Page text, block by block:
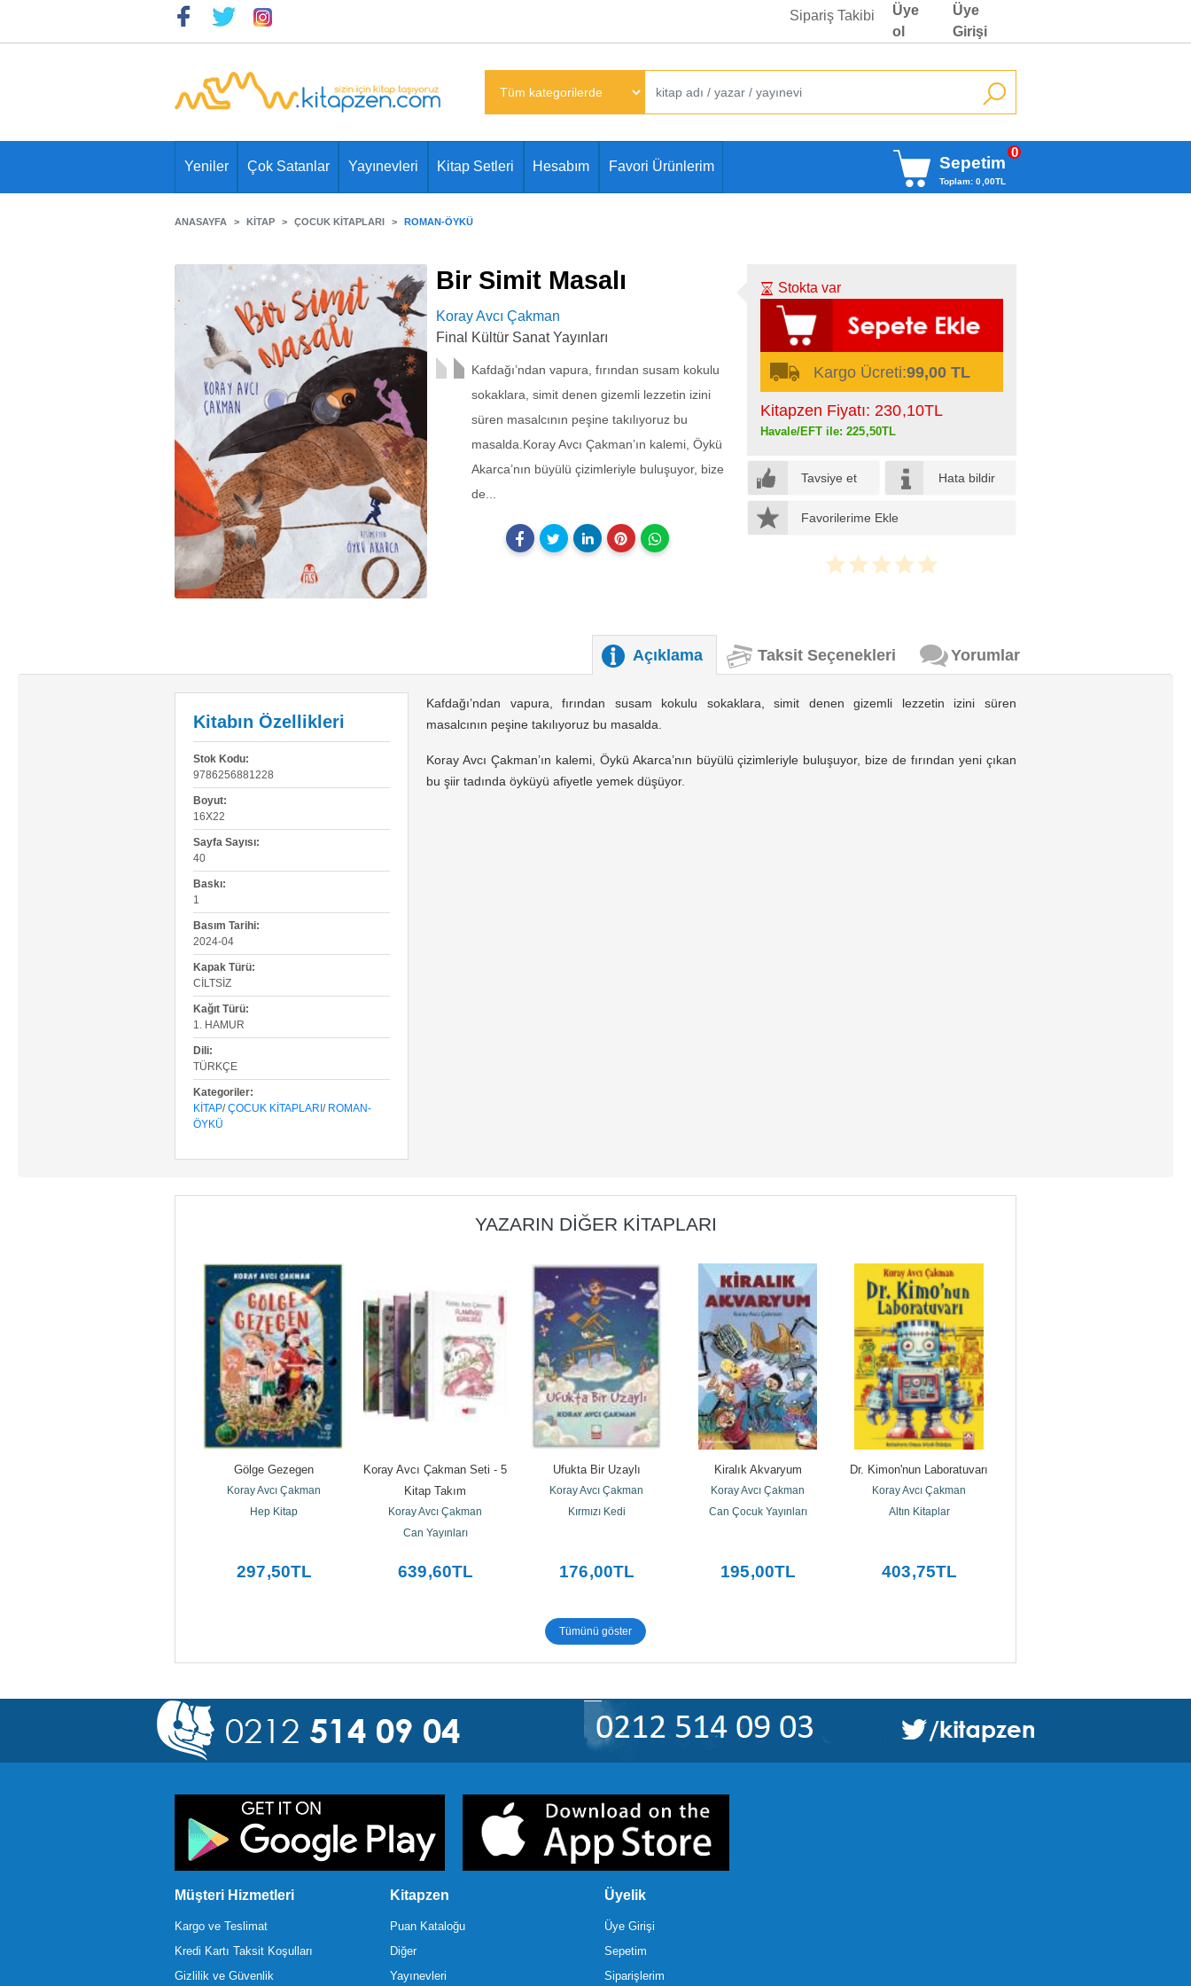
Sipariş Takibi
Üye
ol
Üye
Girişi
Yeniler Çok Satanlar Yayınevleri Kitap Setleri Hesabım Favori Ürünlerim Sepetim
Toplam: 0 ,00TL
0
ANASAYFA KITAP ÇOCUK KITAPLARI ROMAN-ÖYKÜ
Bir Simit Masalı
Koray Avcı Çakman
Final Kültür Sanat Yayınları
Kafdağı’ndan vapura, fırından susam kokulu
sokaklara, simit denen gizemli lezzetin izini
süren masalcının peşine takılıyoruz bu
masalda.Koray Avcı Çakman’ın kalemi, Öykü
Akarca’nın büyülü çizimleriyle buluşuyor, bize
de...
Stokta var
Kargo Ücreti:99,00 TL
Kitapzen Fiyatı: 230,10TL
Havale/EFT ile: 225,50TL
Tavsiye et Hata bildir
Favorilerime Ekle
Açıklama Taksit Seçenekleri Yorumlar
Kitabın Özellikleri
Stok Kodu:
9786256881228
Boyut:
16X22
Sayfa Sayısı:
40
Baskı:
1
Basım Tarihi:
2024-04
Kapak Türü:
CILTSIZ
Kağıt Türü:
1. HAMUR
Dili:
TÜRKÇE
Kategoriler:
KITAP/ÇOCUK KITAPLARI/ ROMAN-
ÖYKÜ
Kafdağı’ndan vapura, fırından susam kokulu sokaklara, simit denen gizemli lezzetin izini süren
masalcının peşine takılıyoruz bu masalda.
Koray Avcı Çakman’ın kalemi, Öykü Akarca’nın büyülü çizimleriyle buluşuyor, bize de fırından yeni çıkan
bu şiir tadında öyküyü afiyetle yemek düşüyor.
YAZARIN DIĞER KITAPLARI
Gölge Gezegen
Koray Avcı Çakman
Hep Kitap
297,50TL
Koray Avcı Çakman Seti - 5
Kitap Takım
Koray Avcı Çakman
Can Yayınları
639,60TL
Ufukta Bir Uzaylı
Koray Avcı Çakman
Kırmızı Kedi
176,00TL
Kiralık Akvaryum
Koray Avcı Çakman
Can Çocuk Yayınları
195,00TL
Dr. Kimon'nun Laboratuvarı
Koray Avcı Çakman
Altın Kitaplar
403,75TL
Tümünü göster
Müşteri Hizmetleri
Kargo ve Teslimat
Kredi Kartı Taksit Koşulları
Gizlilik ve Güvenlik
Kitapzen
Puan Kataloğu
Diğer
Yayınevleri
Üyelik
Üye Girişi
Sepetim
Siparişlerim